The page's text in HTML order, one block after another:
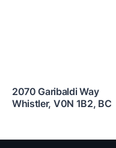
2070 Garibaldi Way
Whistler, V0N 1B2, BC